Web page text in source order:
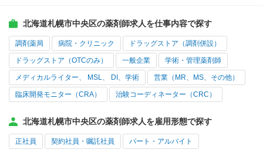
北海道札幌市中央区の薬剤師求人を仕事内容で探す
調剤薬局 病院・クリニック ドラッグストア（調剤併設）
ドラッグストア（OTCのみ） 一般企業 学術・管理薬剤師
メディカルライター、 MSL、 DI、学術 営業（MR、MS、その他）
臨床開発モニター（CRA） 治験コーディネーター（CRC）
北海道札幌市中央区の薬剤師求人を雇用形態で探す
正社員 契約社員・嘱託社員 パート・アルバイト